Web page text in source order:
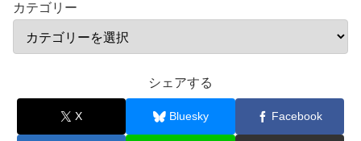
カテゴリー
シェアする
X Bluesky Facebook